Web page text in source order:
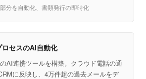
分を自動化、書類発行の即時化
セスのAI自動化
AI連携ツールを構築。クラウド電話の通
に反映し、4万件超の過去メールをデ